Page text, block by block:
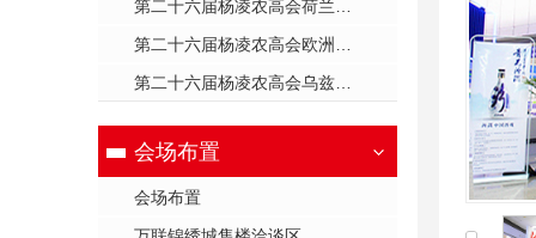
会场布置
会场布置